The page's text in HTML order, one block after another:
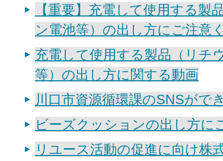
【重要】充電して使用する製
ン電池等）の出し方にご注意
充電して使用する製品（リチ
等）の出し方に関する動画
川口市資源循環課のSNSがで
ビーズクッションの出し方に
リユース活動の促進に向け株